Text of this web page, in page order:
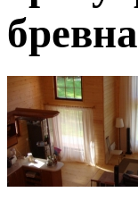
бревна